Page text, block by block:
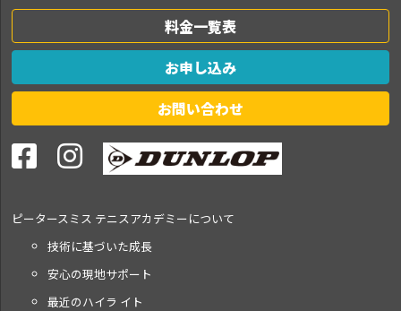
料金一覧表
お申し込み
お問い合わせ
ピータースミス テニスアカデミーについて
技術に基づいた成長
安心の現地サポート
最近のハイラ イト